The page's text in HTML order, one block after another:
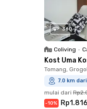
360
Coliving •
Kost Uma
Tomang,
7.0 km
mulai dari
-10%